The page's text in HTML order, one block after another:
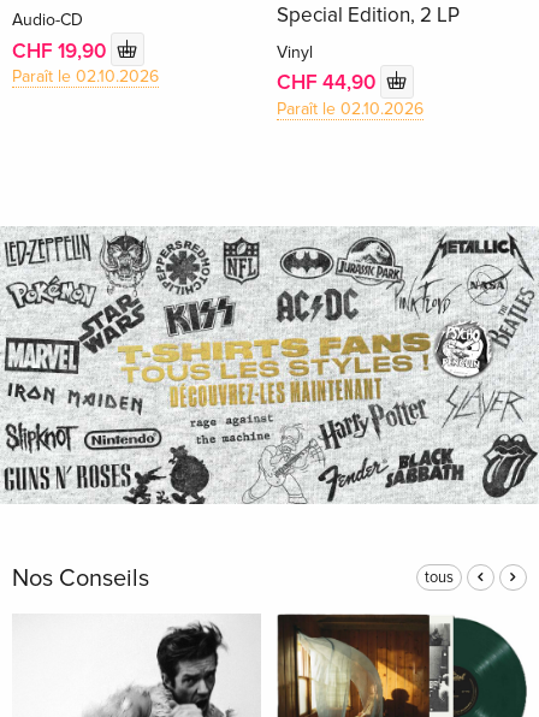
Audio-CD
CHF 19,90
Paraît le 02.10.2026
Special Edition, 2 LP
Vinyl
CHF 44,90
Paraît le 02.10.2026
Nos Conseils tous